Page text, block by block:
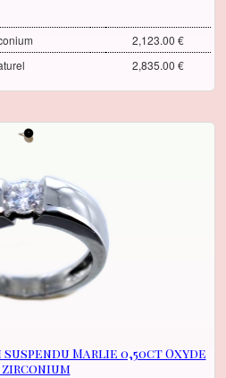
2,123.00 €
2,835.00 €
Marlie 0,50ct Oxyde
zirconium